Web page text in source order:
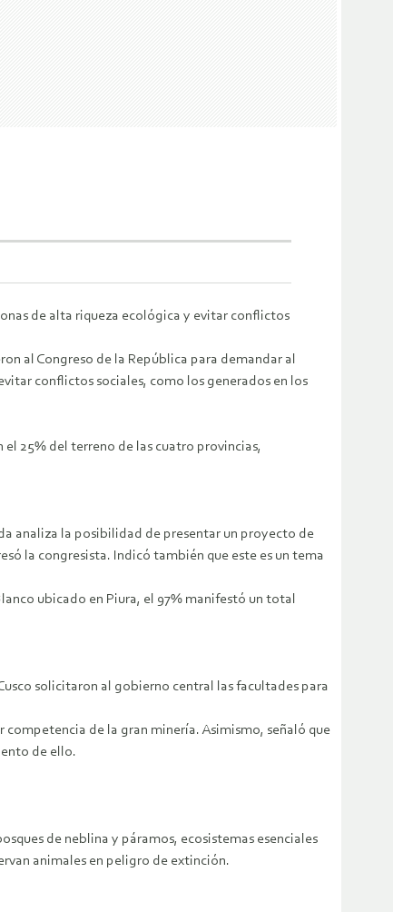
de alta riqueza ecológica y evitar conflictos
al Congreso de la República para demandar al
conflictos sociales, como los generados en los
25% del terreno de las cuatro provincias,
analiza la posibilidad de presentar un proyecto de
la congresista. Indicó también que este es un tema
ubicado en Piura, el 97% manifestó un total
solicitaron al gobierno central las facultades para
de la gran minería. Asimismo, señaló que
de ello.
de neblina y páramos, ecosistemas esenciales
animales en peligro de extinción.